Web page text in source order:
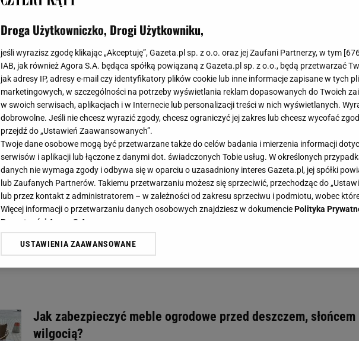
Jak zabezpieczyć meble ogrodowe przed deszczem, słońcem
wilgocią?
Droga Użytkowniczko, Drogi Użytkowniku,
jeśli wyrazisz zgodę klikając „Akceptuję”, Gazeta.pl sp. z o.o. oraz jej Zaufani Partnerzy, w tym [
IAB, jak również Agora S.A. będąca spółką powiązaną z Gazeta.pl sp. z o.o., będą przetwarzać
jak adresy IP, adresy e-mail czy identyfikatory plików cookie lub inne informacje zapisane w tych
marketingowych, w szczególności na potrzeby wyświetlania reklam dopasowanych do Twoich
w swoich serwisach, aplikacjach i w Internecie lub personalizacji treści w nich wyświetlanych.
dobrowolne. Jeśli nie chcesz wyrazić zgody, chcesz ograniczyć jej zakres lub chcesz wycofać
przejdź do „Ustawień Zaawansowanych”.
Twoje dane osobowe mogą być przetwarzane także do celów badania i mierzenia informacji
serwisów i aplikacji lub łączone z danymi dot. świadczonych Tobie usług. W określonych
danych nie wymaga zgody i odbywa się w oparciu o uzasadniony interes Gazeta.pl, jej spółki
lub Zaufanych Partnerów. Takiemu przetwarzaniu możesz się sprzeciwić, przechodząc do
lub przez kontakt z administratorem – w zależności od zakresu sprzeciwu i podmiotu, wobec
Więcej informacji o przetwarzaniu danych osobowych znajdziesz w dokumenciePolityka
Prywatności Agora S.A.
Klikając „Akceptuję” wyrażasz też zgodę na zainstalowanie i przechowywanie plików cookie
dotyczące plików cookie, wywołując narzędzie do zarządzania twoimi preferencjami dot.
odnośnik „Ustawienia prywatności ” w stopce serwisu i przechodząc do „Ustawień
My, nasi Zaufani Partnerzy i Agora S.A. możemy przetwarzać dane osobowe w następujących
Użycie dokładnych danych geolokalizacyjnych. Aktywne skanowanie charakterystyki urządzenia
USTAWIENIA ZAAWANSOWANE